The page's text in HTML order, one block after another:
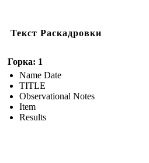
Текст Раскадровки
Горка: 1
Name Date
TITLE
Observational Notes
Item
Results